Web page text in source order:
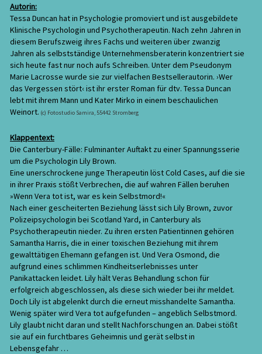
Autorin:
Tessa Duncan hat in Psychologie promoviert und ist ausgebildete
Klinische Psychologin und Psychotherapeutin. Nach zehn Jahren in
diesem Berufszweig ihres Fachs und weiteren über zwanzig
Jahren als selbstständige Unternehmensberaterin konzentriert sie
sich heute fast nur noch aufs Schreiben. Unter dem Pseudonym
Marie Lacrosse wurde sie zur vielfachen Bestsellerautorin. ›Wer
das Vergessen stört‹ ist ihr erster Roman für dtv. Tessa Duncan
lebt mit ihrem Mann und Kater Mirko in einem beschaulichen
Weinort. (c) Fotostudio Samira, 55442 Stromberg
Klappentext:
Die Canterbury-Fälle: Fulminanter Auftakt zu einer Spannungsserie
um die Psychologin Lily Brown.
Eine unerschrockene junge Therapeutin löst Cold Cases, auf die sie
in ihrer Praxis stößt Verbrechen, die auf wahren Fällen beruhen
»Wenn Vera tot ist, war es kein Selbstmord!«
Nach einer gescheiterten Beziehung lässt sich Lily Brown, zuvor
Polizeipsychologin bei Scotland Yard, in Canterbury als
Psychotherapeutin nieder. Zu ihren ersten Patientinnen gehören
Samantha Harris, die in einer toxischen Beziehung mit ihrem
gewalttätigen Ehemann gefangen ist. Und Vera Osmond, die
aufgrund eines schlimmen Kindheitserlebnisses unter
Panikattacken leidet. Lily hält Veras Behandlung schon für
erfolgreich abgeschlossen, als diese sich wieder bei ihr meldet.
Doch Lily ist abgelenkt durch die erneut misshandelte Samantha.
Wenig später wird Vera tot aufgefunden – angeblich Selbstmord.
Lily glaubt nicht daran und stellt Nachforschungen an. Dabei stößt
sie auf ein furchtbares Geheimnis und gerät selbst in
Lebensgefahr …